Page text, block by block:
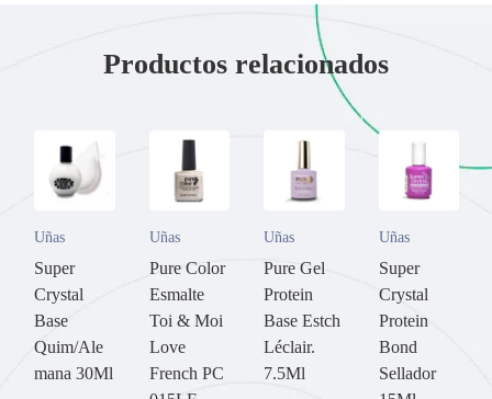
Productos relacionados
Uñas
Super
Crystal
Base
Quim/Ale
mana 30Ml
Uñas
Pure Color
Esmalte
Toi & Moi
Love
French PC
Uñas
Pure Gel
Protein
Base Estch
Léclair.
7.5Ml
Uñas
Super
Crystal
Protein
Bond
Sellador